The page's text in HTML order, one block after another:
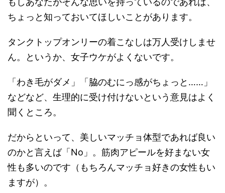
ちょっと知っておいてほしいことがあります。
タンクトップオンリーの着こなしは万人受けしませ
ん。というか、女子ウケがよくないです。
「わき毛がダメ」「脇のむにっ感がちょっと……」
などなど、生理的に受け付けないという意見はよく
聞くところ。
だからといって、美しいマッチョ体型であれば良い
のかと言えば「No」。筋肉アピールを好まない女
性も多いのです（もちろんマッチョ好きの女性もい
ますが）。